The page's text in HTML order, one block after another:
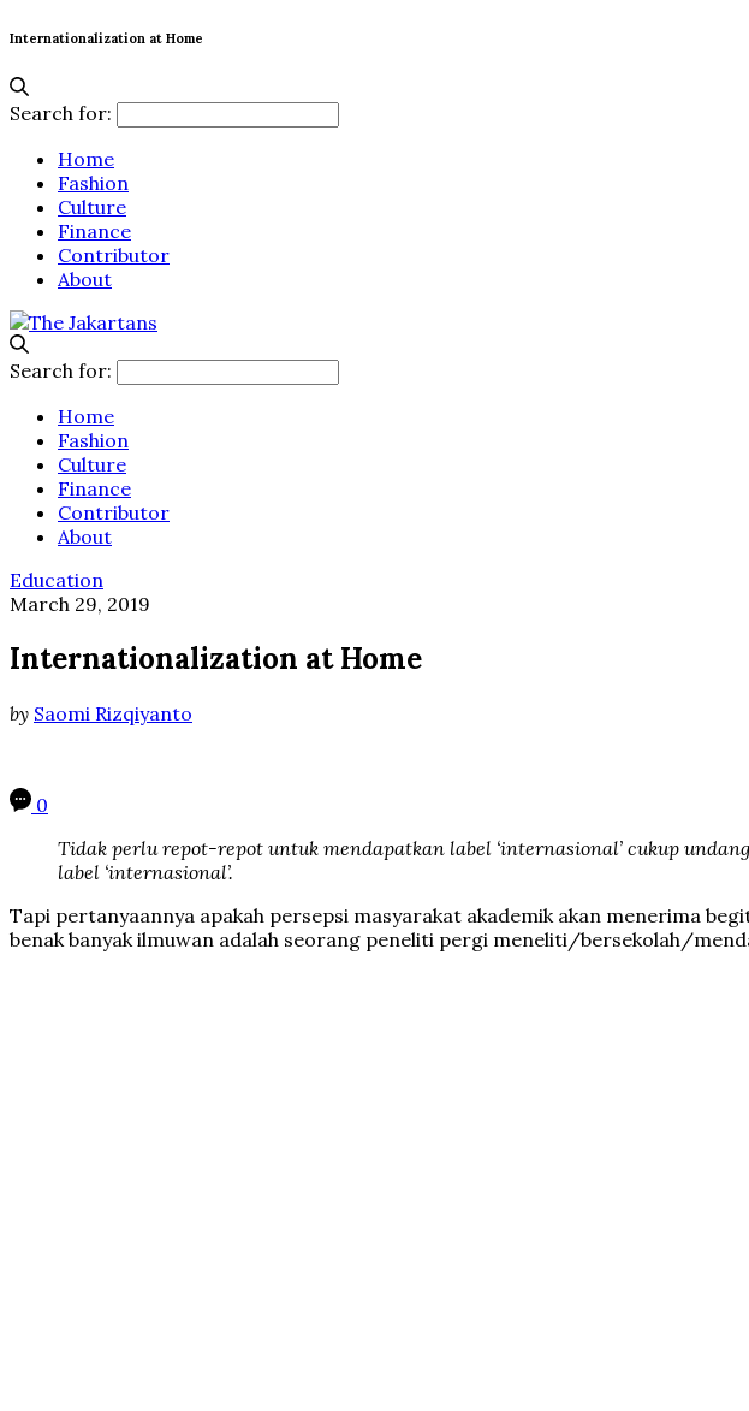
Internationalization at Home
Search for:
Home
Fashion
Culture
Finance
Contributor
About
Search for:
Home
Fashion
Culture
Finance
Contributor
About
Education
March 29, 2019
Internationalization at Home
by Saomi Rizqiyanto
0
Tidak perlu repot-repot untuk mendapatkan label ‘internasional’ cukup
label ‘internasional’.
Tapi pertanyaannya apakah persepsi masyarakat akademik akan menerima
benak banyak ilmuwan adalah seorang peneliti pergi meneliti/bersekolah/